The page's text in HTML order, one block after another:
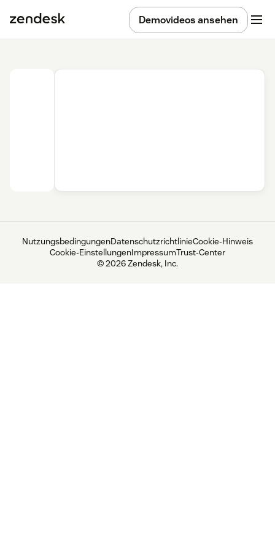
Demovideos ansehen
NutzungsbedingungenDatenschutzrichtlinieCookie-Hinweis
Cookie-EinstellungenImpressumTrust-Center
© 2026 Zendesk, Inc.